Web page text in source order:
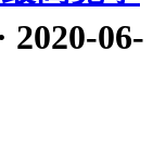
2020-06-